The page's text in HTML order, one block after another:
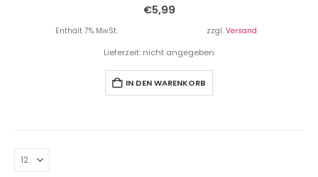
€5,99
Enthält 7% MwSt. zzgl. Versand
Lieferzeit: nicht angegeben
IN DEN WARENKORB